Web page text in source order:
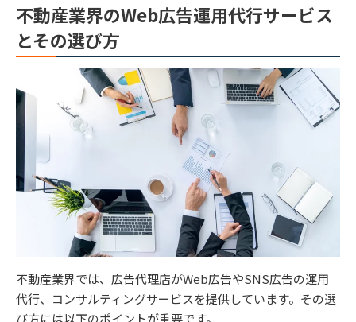
不動産業界のWeb広告運用代行サービス
とその選び方
不動産業界では、広告代理店がWeb広告やSNS広告の運用
代行、コンサルティングサービスを提供しています。その選
び方には以下のポイントが重要です。